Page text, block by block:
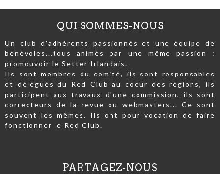
QUI SOMMES-NOUS
Un club d'adhérents passionnés et une équipe de
bénévoles...tous animés par une même passion :
promouvoir le Setter Irlandais.
Ils sont membres du comité, ils sont responsables
et délégués du Red Club au coeur des régions, ils
participent aux travaux d'une commission, ils sont
correcteurs de la revue ou webmasters... Ce sont
souvent les mêmes. Ils ont pour vocation de faire
fonctionner le Red Club.
PARTAGEZ-NOUS